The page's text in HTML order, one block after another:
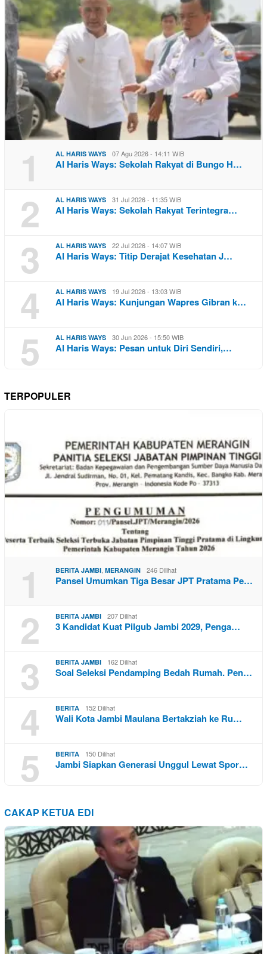
1 AL HARIS WAYS 07 Agu 2026 - 14:11 WIB
Al Haris Ways: Sekolah Rakyat di Bungo H…
2 AL HARIS WAYS 31 Jul 2026 - 11:35 WIB
Al Haris Ways: Sekolah Rakyat Terintegra…
3 AL HARIS WAYS 22 Jul 2026 - 14:07 WIB
Al Haris Ways: Titip Derajat Kesehatan J…
4 AL HARIS WAYS 19 Jul 2026 - 13:03 WIB
Al Haris Ways: Kunjungan Wapres Gibran k…
5 AL HARIS WAYS 30 Jun 2026 - 15:50 WIB
Al Haris Ways: Pesan untuk Diri Sendiri,…
TERPOPULER
1 BERITA JAMBI MERANGIN 246 Dilihat
Pansel Umumkan Tiga Besar JPT Pratama Pe…
2 BERITA JAMBI 207 Dilihat
3 Kandidat Kuat Pilgub Jambi 2029, Penga…
3 BERITA JAMBI 162 Dilihat
Soal Seleksi Pendamping Bedah Rumah. Pen…
4 BERITA 152 Dilihat
Wali Kota Jambi Maulana Bertakziah ke Ru…
5 BERITA 150 Dilihat
Jambi Siapkan Generasi Unggul Lewat Spor…
CAKAP KETUA EDI